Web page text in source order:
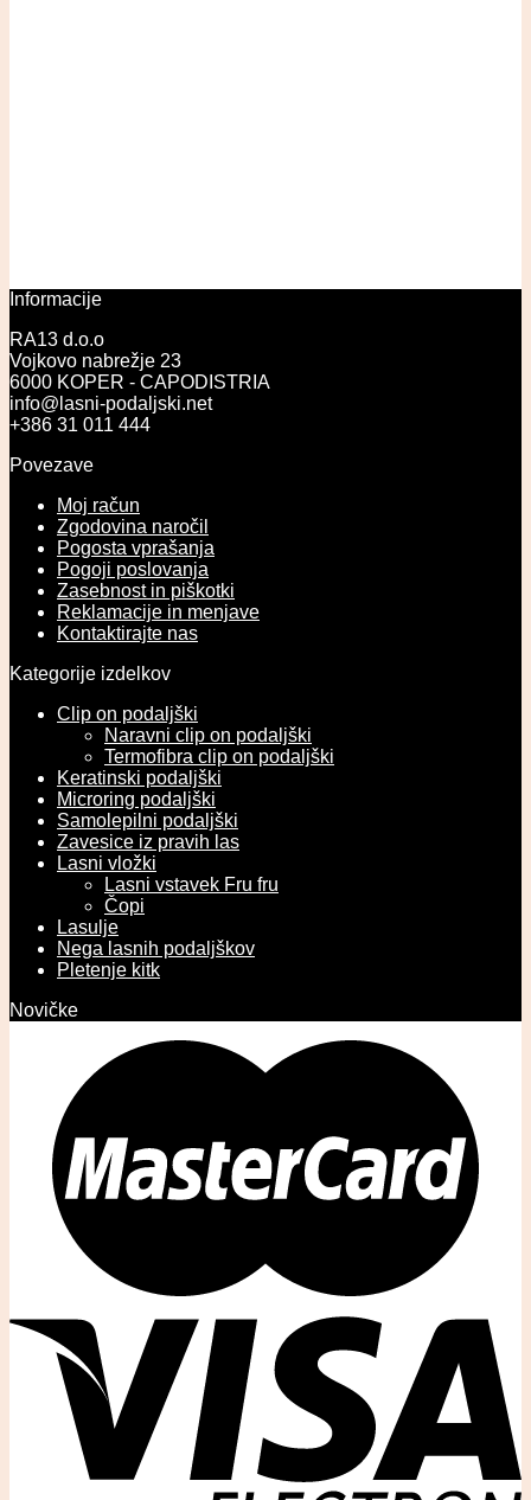
Informacije
RA13 d.o.o
Vojkovo nabrežje 23
6000 KOPER - CAPODISTRIA
info@lasni-podaljski.net
+386 31 011 444
Povezave
Moj račun
Zgodovina naročil
Pogosta vprašanja
Pogoji poslovanja
Zasebnost in piškotki
Reklamacije in menjave
Kontaktirajte nas
Kategorije izdelkov
Clip on podaljški
Naravni clip on podaljški
Termofibra clip on podaljški
Keratinski podaljški
Microring podaljški
Samolepilni podaljški
Zavesice iz pravih las
Lasni vložki
Lasni vstavek Fru fru
Čopi
Lasulje
Nega lasnih podaljškov
Pletenje kitk
Novičke